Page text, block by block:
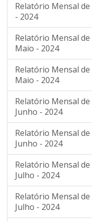
Relatório Mensal
- 2024
Relatório Mensal
Maio - 2024
Relatório Mensal
Maio - 2024
Relatório Mensal
Junho - 2024
Relatório Mensal
Junho - 2024
Relatório Mensal
Julho - 2024
Relatório Mensal
Julho - 2024